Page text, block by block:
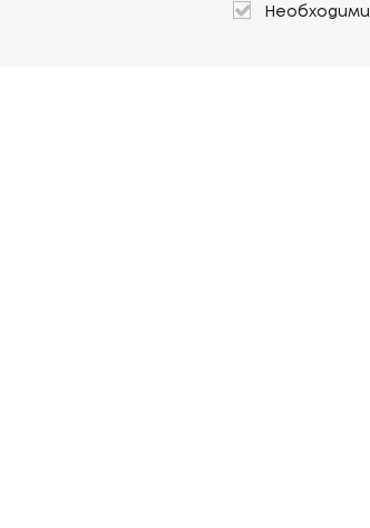
Необходими